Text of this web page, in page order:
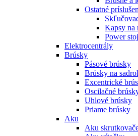
Ostatné
Kapsy na
Power
Elektrocentrály
Brúsky
Pásové brúsky
Brúsky na
Excentrické
Oscilačné
Uhlové brúsky
Priame brúsky
Aku
Aku